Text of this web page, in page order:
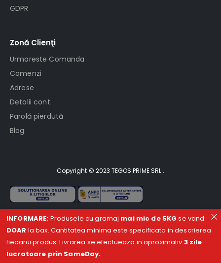
GDPR
Zonă Clienţi
Urmareste Comanda
Comenzi
Adrese
Detalii cont
Parolă pierdută
Blog
Copyright © 2023 TEGOS PRIME SRL .
INFORMARE: Produsele cu gramaj mai mic de 5KG se vand
DOAR la bax. Cantitatea minima este specificata in descrierea
fiecarui produs. Livrarea se efectueaza in aproximativ 3 zile
lucratoare prin SameDay.